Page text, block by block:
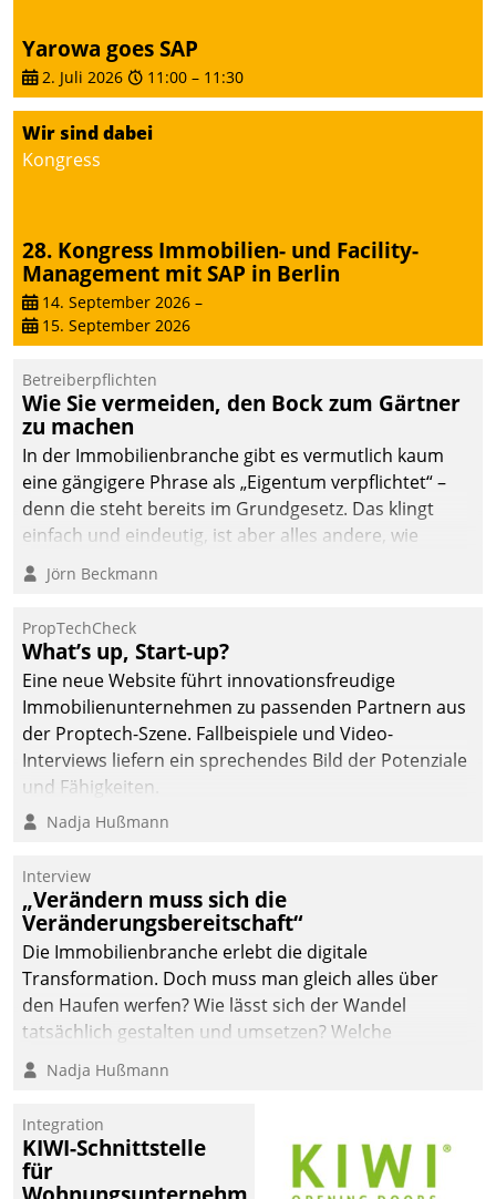
Yarowa goes SAP
2. Juli 2026 11:00 – 11:30
Wir sind dabei
Kongress
28. Kongress Immobilien- und Facility-
Management mit SAP in Berlin
14. September 2026 –
15. September 2026
Betreiberpflichten
Wie Sie vermeiden, den Bock zum Gärtner
zu machen
In der Immobilienbranche gibt es vermutlich kaum
eine gängigere Phrase als „Eigentum verpflichtet“ –
denn die steht bereits im Grundgesetz. Das klingt
einfach und eindeutig, ist aber alles andere, wie
Branchenbeschäftigte wissen. Denn mit der
Verantwortung folgen Verpflichtungen.
Jörn Beckmann
PropTechCheck
What’s up, Start-up?
Eine neue Website führt innovationsfreudige
Immobilienunternehmen zu passenden Partnern aus
der Proptech-Szene. Fallbeispiele und Video-
Interviews liefern ein sprechendes Bild der Potenziale
und Fähigkeiten.
Nadja Hußmann
Interview
„Verändern muss sich die
Veränderungsbereitschaft“
Die Immobilienbranche erlebt die digitale
Transformation. Doch muss man gleich alles über
den Haufen werfen? Wie lässt sich der Wandel
tatsächlich gestalten und umsetzen? Welche
Argumente zählen wirklich?
Nadja Hußmann
Integration
KIWI-Schnittstelle
für